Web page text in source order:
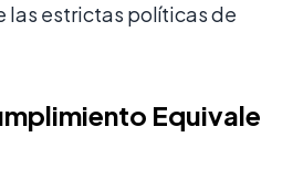
estrictas políticas de
Equivale